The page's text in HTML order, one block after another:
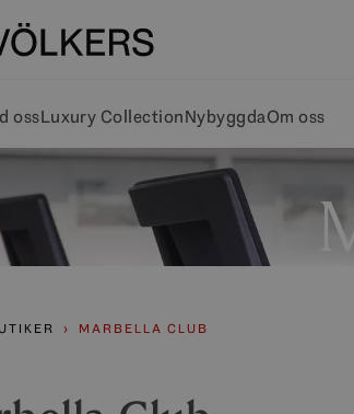
ossLuxury CollectionNybyggdaOm oss
MARBELLA CLUB